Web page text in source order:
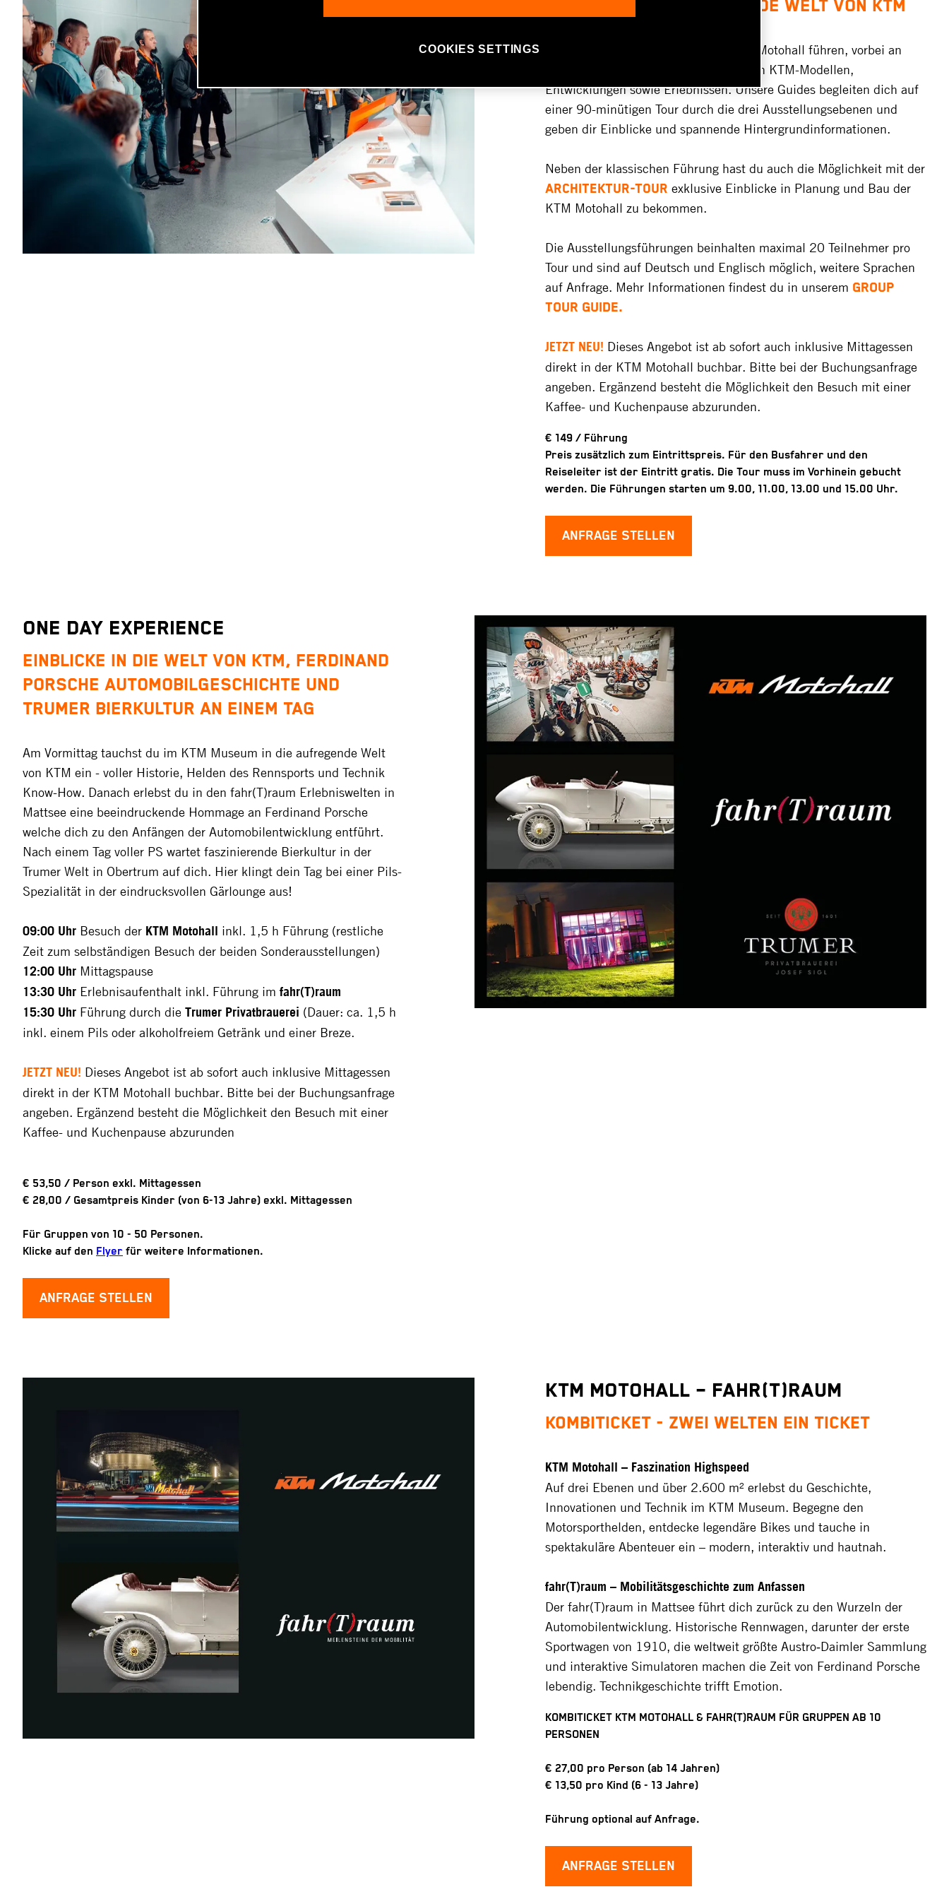
TRITT EIN IN DIE SPANNENDE WELT VON KTM
Lass dich durch die fantastische KTM Motohall führen, vorbei an
vergangenen, aktuellen und zukünftigen KTM-Modellen,
Entwicklungen sowie Erlebnissen. Unsere Guides begleiten dich auf
einer 90-minütigen Tour durch die drei Ausstellungsebenen und
geben dir Einblicke und spannende Hintergrundinformationen.
Neben der klassischen Führung hast du auch die Möglichkeit mit der
Architektur-Tour exklusive Einblicke in Planung und Bau der
KTM Motohall zu bekommen.
Die Ausstellungsführungen beinhalten maximal 20 Teilnehmer pro
Tour und sind auf Deutsch und Englisch möglich, weitere Sprachen
auf Anfrage. Mehr Informationen findest du in unserem GROUP
TOUR GUIDE.
JETZT NEU! Dieses Angebot ist ab sofort auch inklusive Mittagessen
direkt in der KTM Motohall buchbar. Bitte bei der Buchungsanfrage
angeben. Ergänzend besteht die Möglichkeit den Besuch mit einer
Kaffee- und Kuchenpause abzurunden.
€ 149 / Führung
Preis zusätzlich zum Eintrittspreis. Für den Busfahrer und den
Reiseleiter ist der Eintritt gratis. Die Tour muss im Vorhinein gebucht
werden. Die Führungen starten um 9.00, 11.00, 13.00 und 15.00 Uhr.
ANFRAGE STELLEN
ONE DAY EXPERIENCE
EINBLICKE IN DIE WELT VON KTM, FERDINAND
PORSCHE AUTOMOBILGESCHICHTE UND
TRUMER BIERKULTUR AN EINEM TAG
Am Vormittag tauchst du im KTM Museum in die aufregende Welt
von KTM ein - voller Historie, Helden des Rennsports und Technik
Know-How. Danach erlebst du in den fahr(T)raum Erlebniswelten in
Mattsee eine beeindruckende Hommage an Ferdinand Porsche
welche dich zu den Anfängen der Automobilentwicklung entführt.
Nach einem Tag voller PS wartet faszinierende Bierkultur in der
Trumer Welt in Obertrum auf dich. Hier klingt dein Tag bei einer Pils-
Spezialität in der eindrucksvollen Gärlounge aus!
09:00 Uhr Besuch der KTM Motohall inkl. 1,5 h Führung (restliche
Zeit zum selbständigen Besuch der beiden Sonderausstellungen)
12:00 Uhr Mittagspause
13:30 Uhr Erlebnisaufenthalt inkl. Führung im fahr(T)raum
15:30 Uhr Führung durch die Trumer Privatbrauerei (Dauer: ca. 1,5 h
inkl. einem Pils oder alkoholfreiem Getränk und einer Breze.
JETZT NEU! Dieses Angebot ist ab sofort auch inklusive Mittagessen
direkt in der KTM Motohall buchbar. Bitte bei der Buchungsanfrage
angeben. Ergänzend besteht die Möglichkeit den Besuch mit einer
Kaffee- und Kuchenpause abzurunden
€ 53,50 / Person exkl. Mittagessen
€ 28,00 / Gesamtpreis Kinder (von 6-13 Jahre) exkl. Mittagessen
Für Gruppen von 10 - 50 Personen.
Klicke auf den Flyer für weitere Informationen.
ANFRAGE STELLEN
KTM MOTOHALL – Fahr(t)raum
Kombiticket - zwei Welten ein Ticket
KTM Motohall – Faszination Highspeed
Auf drei Ebenen und über 2.600 m² erlebst du Geschichte,
Innovationen und Technik im KTM Museum. Begegne den
Motorsporthelden, entdecke legendäre Bikes und tauche in
spektakuläre Abenteuer ein – modern, interaktiv und hautnah.
fahr(T)raum – Mobilitätsgeschichte zum Anfassen
Der fahr(T)raum in Mattsee führt dich zurück zu den Wurzeln der
Automobilentwicklung. Historische Rennwagen, darunter der erste
Sportwagen von 1910, die weltweit größte Austro‑Daimler Sammlung
und interaktive Simulatoren machen die Zeit von Ferdinand Porsche
lebendig. Technikgeschichte trifft Emotion.
KOMBITICKET KTM MOTOHALL & FAHR(T)RAUM FÜR GRUPPEN AB 10
PERSONEN
€ 27,00 pro Person (ab 14 Jahren)
€ 13,50 pro Kind (6 - 13 Jahre)
Führung optional auf Anfrage.
ANFRAGE STELLEN
COOKIES SETTINGS